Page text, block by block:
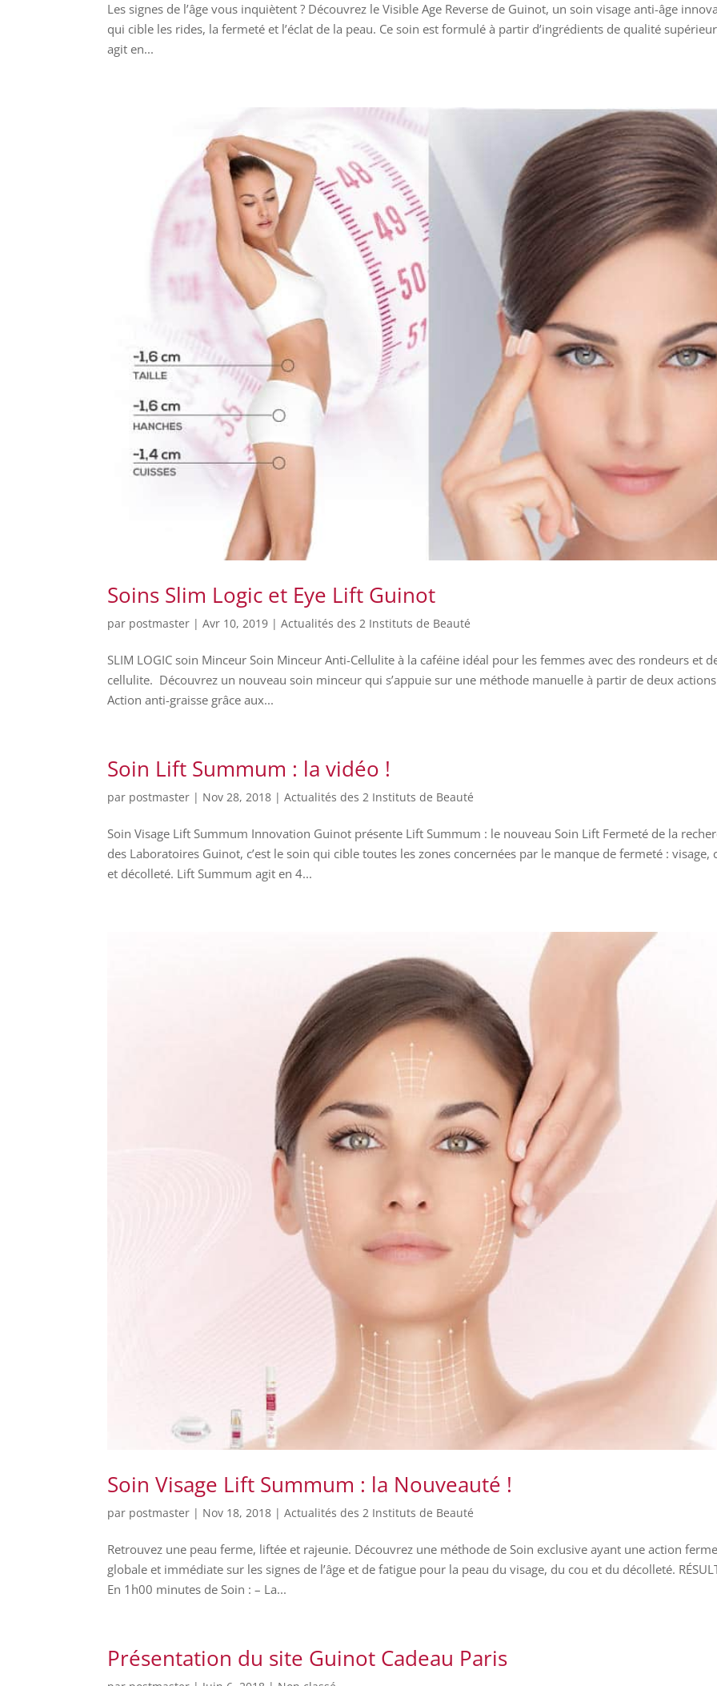
Les signes de l’âge vous inquiètent ? Découvrez le Visible Age Reverse de Guinot, un soin visage anti-âge
qui cible les rides, la fermeté et l’éclat de la peau. Ce soin est formulé à partir d’ingrédients de qualité
agit en...
Soins Slim Logic et Eye Lift Guinot
par postmaster |Avr 10, 2019 |Actualités des 2 Instituts de Beauté
SLIM LOGIC soin Minceur Soin Minceur Anti-Cellulite à la caféine idéal pour les femmes avec des rondeurs et
cellulite. Découvrez un nouveau soin minceur qui s’appuie sur une méthode manuelle à partir de deux
Action anti-graisse grâce aux...
Soin Lift Summum : la vidéo !
par postmaster | Nov 28, 2018 |Actualités des 2 Instituts de Beauté
Soin Visage Lift Summum Innovation Guinot présente Lift Summum : le nouveau Soin Lift Fermeté de la
des Laboratoires Guinot, c’est le soin qui cible toutes les zones concernées par le manque de fermeté : visage,
et décolleté. Lift Summum agit en 4...
Soin Visage Lift Summum : la Nouveauté !
par postmaster | Nov 18, 2018 |Actualités des 2 Instituts de Beauté
Retrouvez une peau ferme, liftée et rajeunie. Découvrez une méthode de Soin exclusive ayant une action
globale et immédiate sur les signes de l’âge et de fatigue pour la peau du visage, du cou et du décolleté.
En 1h00 minutes de Soin : – La...
Présentation du site Guinot Cadeau Paris